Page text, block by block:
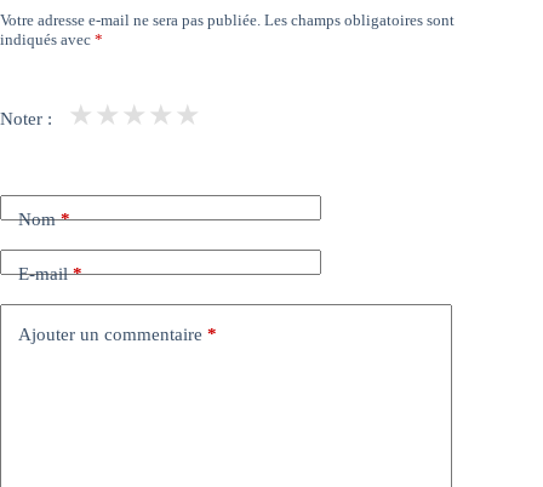
Votre adresse e-mail ne sera pas publiée. Les champs obligatoires sont
indiqués avec *
Noter : ★
★
★
★
★
Nom*
E-mail*
Ajouter un commentaire *